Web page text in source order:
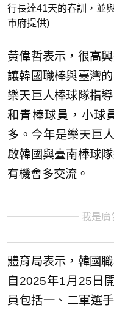
行長達41天的春訓，並
市府提供)
黃偉哲表示，很高
讓韓國職棒與臺灣
樂天巨人棒球隊指
和青棒球員，小球
多。今年是樂天巨
啟韓國與臺南棒球
有機會多交流。
我是廣
體育局表示，韓國
自2025年1月25日
員包括一、二軍選